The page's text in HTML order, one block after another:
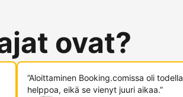
ovat?
”Aloittaminen Booking.comissa oli todella
helppoa, eikä se vienyt juuri aikaa.”